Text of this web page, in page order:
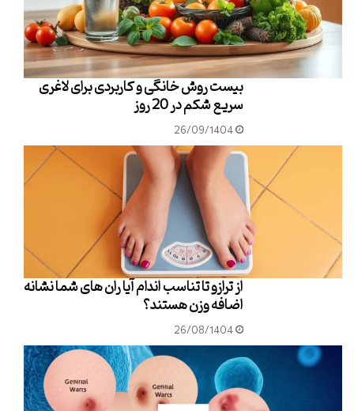
بیست روش خانگی و کاربردی برای لاغری
سریع شکم در 20 روز
26/09/1404
از ترازو تا تناسب اندام آیا ران های شما نشانه
اضافه وزن هستند؟
26/08/1404